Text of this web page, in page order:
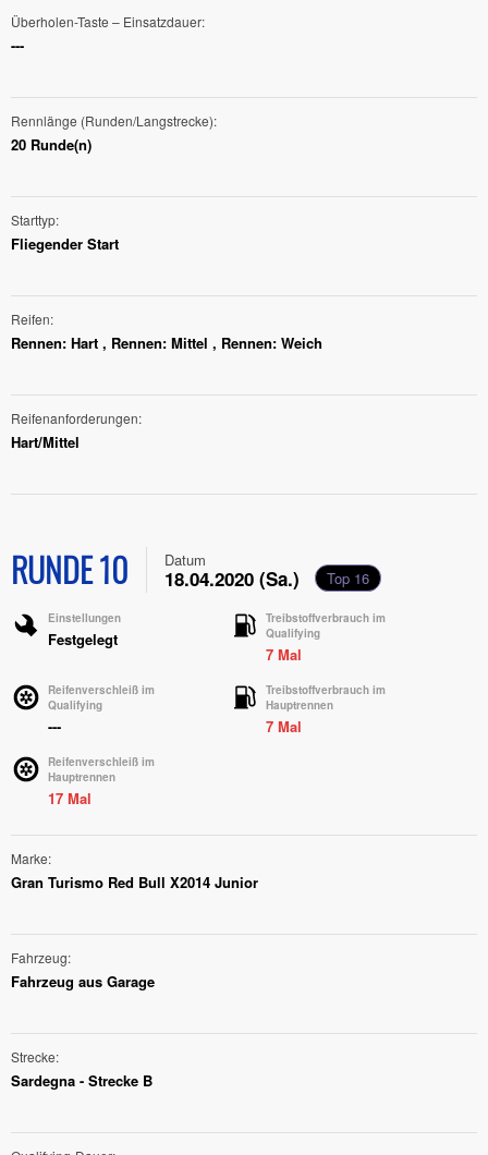
Überholen-Taste – Einsatzdauer
---
Rennlänge (Runden/Langstrecke)
20 Runde(n)
Starttyp
Fliegender Start
Reifen
Rennen: Hart , Rennen: Mittel , Rennen: Weich
Reifenanforderungen
Hart/Mittel
RUNDE 10 Datum
18.04.2020 (Sa.) Top 16
Einstellungen
Festgelegt
Treibstoffverbrauch im
Qualifying
7 Mal
Reifenverschleiß im
Qualifying
---
Treibstoffverbrauch im
Hauptrennen
7 Mal
Reifenverschleiß im
Hauptrennen
17 Mal
Marke
Gran Turismo Red Bull X2014 Junior
Fahrzeug
Fahrzeug aus Garage
Strecke
Sardegna - Strecke B